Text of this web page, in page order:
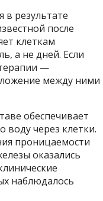
в результате
после
клеткам
а не дней. Если
—
между ними
обеспечивает
воду через клетки.
проницаемости
оказались
наблюдалось